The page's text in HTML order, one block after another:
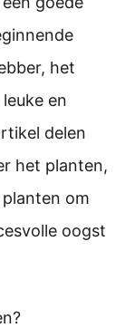
het
en
delen
het planten,
om
oogst